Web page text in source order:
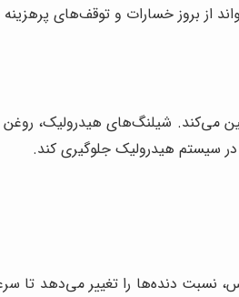
از بروز خسارات و توقف‌های
تامین می‌کند. شیلنگ‌های هیدرولیک،
سیستم هیدرولیک جلوگیری کند.
نسبت دنده‌ها را تغییر می‌دهد تا